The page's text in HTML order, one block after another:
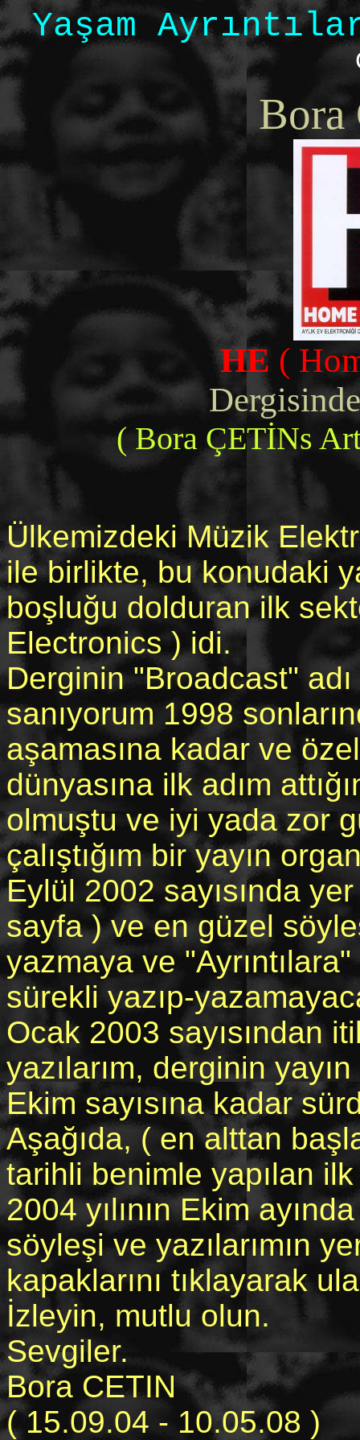
Yaşam
HE (
( Bora ÇETİNs
Ülkemizdeki Müzik
ile birlikte, bu konudaki
boşluğu dolduran ilk
Electronics ) idi.
Derginin "Broadcast" adı
sanıyorum 1998
aşamasına kadar ve
dünyasına ilk adım
olmuştu ve iyi yada zor
çalıştığım bir yayın
Eylül 2002 sayısında
sayfa ) ve en güzel
yazmaya ve
sürekli yazıp-
Ocak 2003 sayısından
yazılarım, derginin
Ekim sayısına kadar
Aşağıda, ( en alttan
tarihli benimle yapılan
2004 yılının Ekim
söyleşi ve yazılarımın
kapaklarını tıklayarak
İzleyin, mutlu olun.
Sevgiler.
Bora CETIN
( 15.09.04 - 10.05.08 )